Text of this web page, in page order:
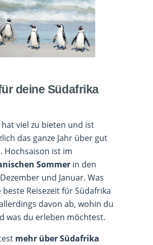
deine Südafrika
viel zu bieten und ist
das ganze Jahr über gut
Hochsaison ist im
Sommer in den
und Januar. Was
beste Reisezeit für Südafrika
davon ab, wohin du
was du erleben möchtest.
mehr über Südafrika